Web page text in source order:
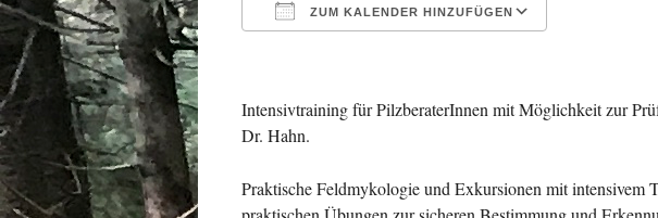
ZUM KALENDER HINZUFÜGEN
Intensivtraining für PilzberaterInnen mit Möglichkeit zur
Dr. Hahn.
Praktische Feldmykologie und Exkursionen mit intensivem